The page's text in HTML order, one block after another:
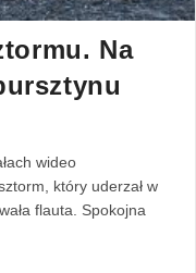
Na
wideo
który uderzał w
flauta. Spokojna